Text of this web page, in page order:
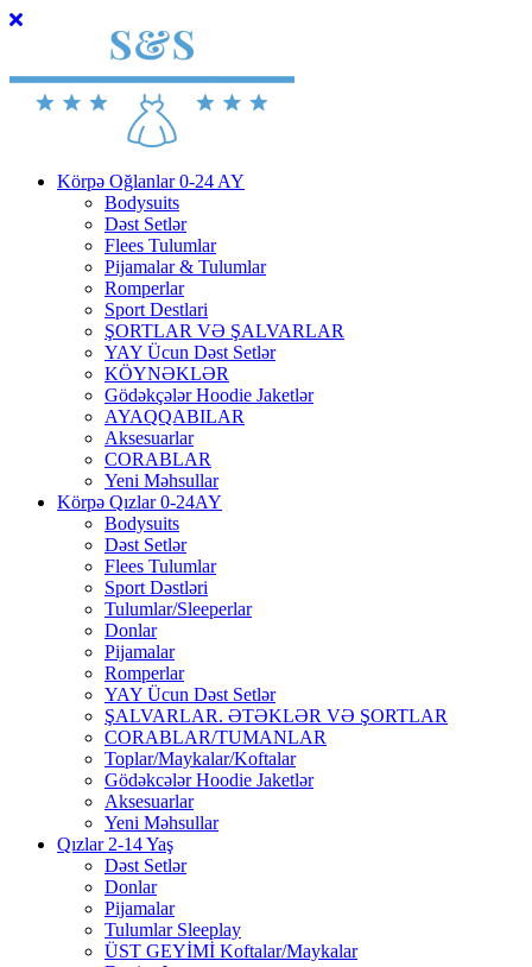
Körpə Oğlanlar 0-24 AY
Bodysuits
Dəst Setlər
Flees Tulumlar
Pijamalar & Tulumlar
Romperlar
Sport Destlari
ŞORTLAR VƏ ŞALVARLAR
YAY Ücun Dəst Setlər
KÖYNƏKLƏR
Gödəkçələr Hoodie Jaketlər
AYAQQABILAR
Aksesuarlar
CORABLAR
Yeni Məhsullar
Körpə Qızlar 0-24AY
Bodysuits
Dəst Setlər
Flees Tulumlar
Sport Dəstləri
Tulumlar/Sleeperlar
Donlar
Pijamalar
Romperlar
YAY Ücun Dəst Setlər
ŞALVARLAR. ƏTƏKLƏR VƏ ŞORTLAR
CORABLAR/TUMANLAR
Toplar/Maykalar/Koftalar
Gödəkcələr Hoodie Jaketlər
Aksesuarlar
Yeni Məhsullar
Qızlar 2-14 Yaş
Dəst Setlər
Donlar
Pijamalar
Tulumlar Sleeplay
ÜST GEYİMİ Koftalar/Maykalar